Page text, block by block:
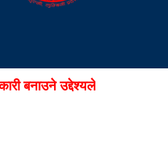
बनाउने उद्देश्यले अडियो